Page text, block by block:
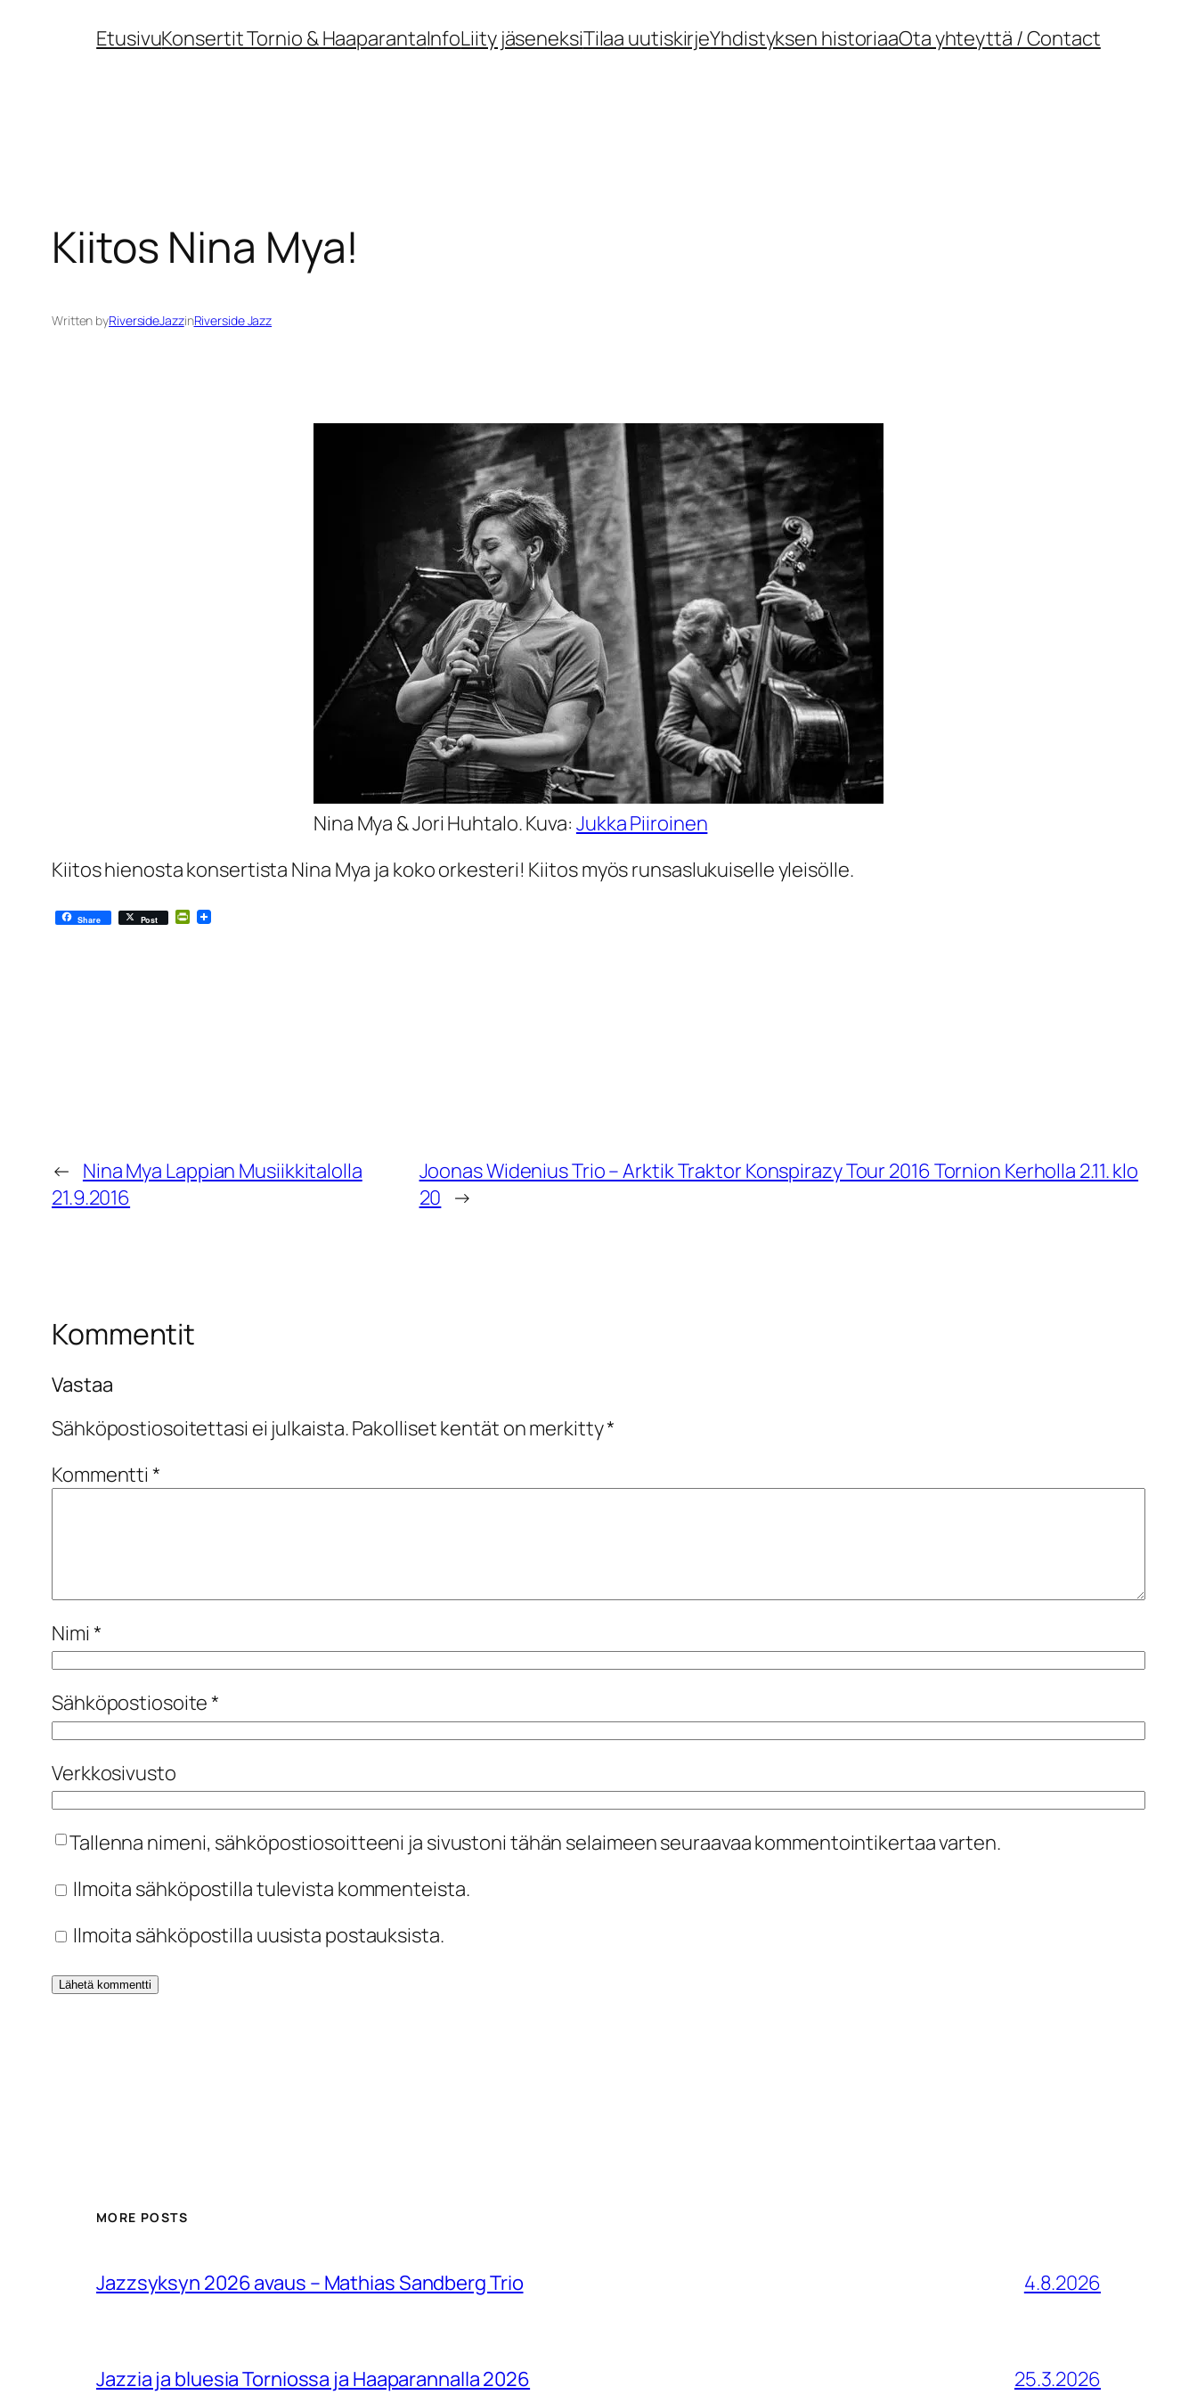
EtusivuKonsertit Tornio & HaaparantaInfoLiity jäseneksiTilaa uutiskirjeYhdistyksen historiaaOta yhteyttä / Contact
Kiitos Nina Mya!
Written byRiversideJazzinRiverside Jazz
Nina Mya & Jori Huhtalo. Kuva: Jukka Piiroinen
Kiitos hienosta konsertista Nina Mya ja koko orkesteri! Kiitos myös runsaslukuiselle yleisölle.
Share Post PrintFriendly
← Nina Mya Lappian Musiikkitalolla
21.9.2016
Joonas Widenius Trio – Arktik Traktor Konspirazy Tour 2016 Tornion Kerholla 2.11. klo
20 →
Kommentit
Vastaa
Sähköpostiosoitettasi ei julkaista.Pakolliset kentät on merkitty*
Kommentti*
Nimi *
Sähköpostiosoite*
Verkkosivusto
Tallenna nimeni, sähköpostiosoitteeni ja sivustoni tähän selaimeen seuraavaa kommentointikertaa varten.
Ilmoita sähköpostilla tulevista kommenteista.
Ilmoita sähköpostilla uusista postauksista.
MORE POSTS
Jazzsyksyn 2026 avaus – Mathias Sandberg Trio 4.8.2026
Jazzia ja bluesia Torniossa ja Haaparannalla 2026 25.3.2026